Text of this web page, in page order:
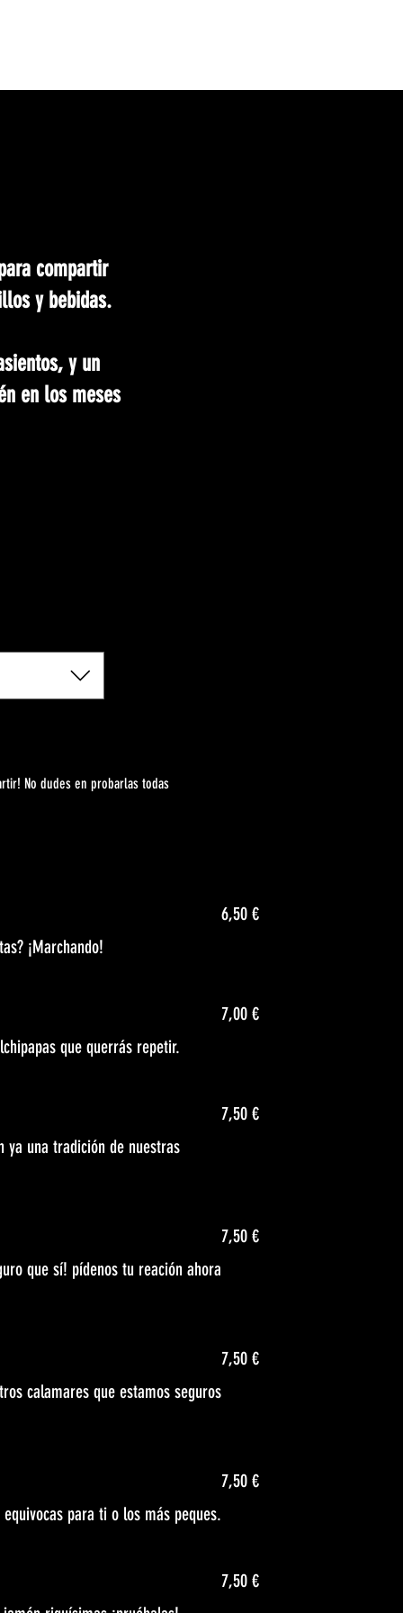
compartir
y bebidas.
y un
en los meses
No dudes en probarlas todas
¡Marchando!
6,50 €
que querrás repetir.
7,00 €
ya una tradición de nuestras
7,50 €
que sí! pídenos tu reación ahora
7,50 €
calamares que estamos seguros
7,50 €
para ti o los más peques.
7,50 €
7,50 €